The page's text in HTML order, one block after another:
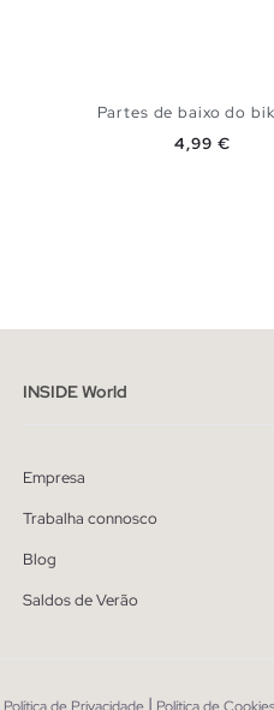
Partes de baixo do
Preço
4,99 €
INSIDE World
Empresa
Trabalha connosco
Blog
Saldos de Verão
|